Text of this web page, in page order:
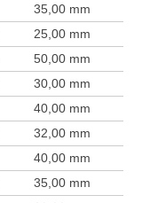
35,00 mm
25,00 mm
50,00 mm
30,00 mm
40,00 mm
32,00 mm
40,00 mm
35,00 mm